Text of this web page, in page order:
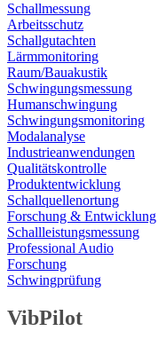
Schallmessung
Arbeitsschutz
Schallgutachten
Lärmmonitoring
Raum/Bauakustik
Schwingungsmessung
Humanschwingung
Schwingungsmonitoring
Modalanalyse
Industrieanwendungen
Qualitätskontrolle
Produktentwicklung
Schallquellenortung
Forschung & Entwicklung
Schallleistungsmessung
Professional Audio
Forschung
Schwingprüfung
VibPilot